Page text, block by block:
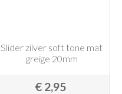
Slider zilver soft tone mat
greige 20mm
€ 2,95